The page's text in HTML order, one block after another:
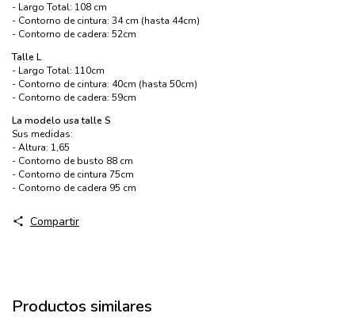
- Largo Total: 108 cm
- Contorno de cintura: 34 cm (hasta 44cm)
- Contorno de cadera: 52cm
Talle L
- Largo Total: 110cm
- Contorno de cintura: 40cm (hasta 50cm)
- Contorno de cadera: 59cm
​La modelo usa talle S
Sus medidas:
- Altura: 1,65
- Contorno de busto 88 cm
- Contorno de cintura 75cm
- Contorno de cadera 95 cm
Compartir
Productos similares